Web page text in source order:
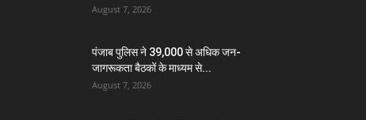
August 7, 2026
पंजाब पुलिस ने 39,000 से अधिक जन-
जागरूकता बैठकों के माध्यम से...
August 7, 2026